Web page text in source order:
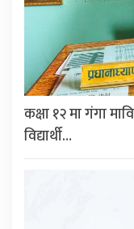
कक्षा १२ मा गंगा
विद्यार्थी…